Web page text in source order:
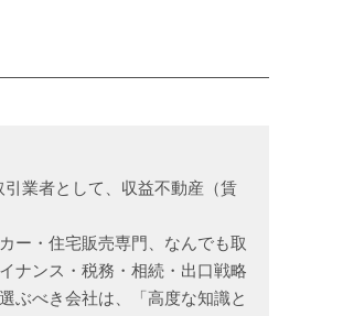
業者として、収益不動産（賃
ー・住宅販売専門、なんでも取
ナンス・税務・相続・出口戦略
ぶべき会社は、「高度な知識と